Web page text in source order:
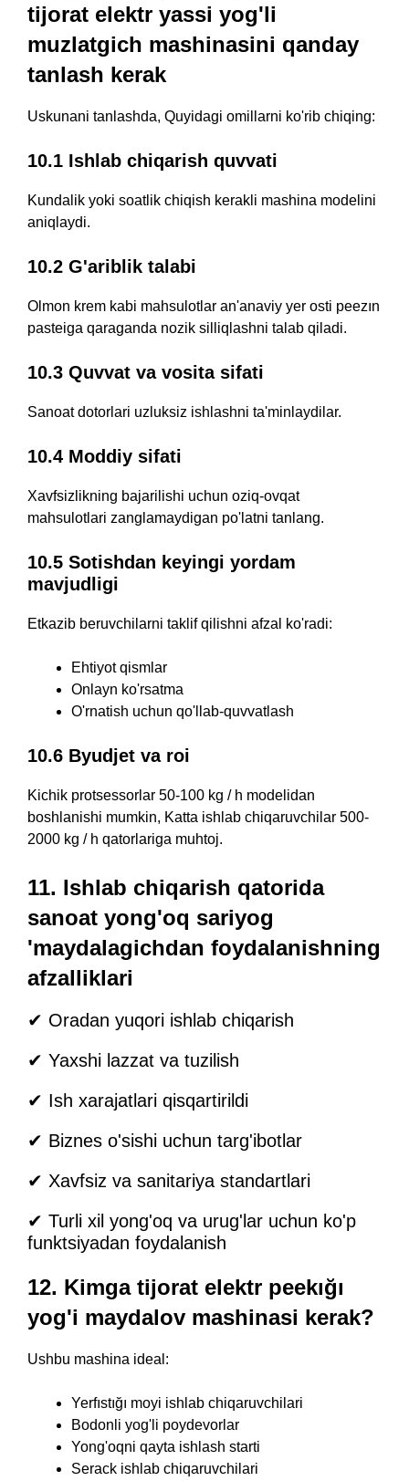
tijorat elektr yassi yog'li
muzlatgich mashinasini qanday
tanlash kerak
Uskunani tanlashda, Quyidagi omillarni ko'rib chiqing:
10.1 Ishlab chiqarish quvvati
Kundalik yoki soatlik chiqish kerakli mashina modelini
aniqlaydi.
10.2 G'ariblik talabi
Olmon krem ​​kabi mahsulotlar an'anaviy yer osti peezın
pasteiga qaraganda nozik silliqlashni talab qiladi.
10.3 Quvvat va vosita sifati
Sanoat dotorlari uzluksiz ishlashni ta'minlaydilar.
10.4 Moddiy sifati
Xavfsizlikning bajarilishi uchun oziq-ovqat
mahsulotlari zanglamaydigan po'latni tanlang.
10.5 Sotishdan keyingi yordam
mavjudligi
Etkazib beruvchilarni taklif qilishni afzal ko'radi:
Ehtiyot qismlar
Onlayn ko'rsatma
O'rnatish uchun qo'llab-quvvatlash
10.6 Byudjet va roi
Kichik protsessorlar 50-100 kg / h modelidan
boshlanishi mumkin, Katta ishlab chiqaruvchilar 500-
2000 kg / h qatorlariga muhtoj.
11. Ishlab chiqarish qatorida
sanoat yong'oq sariyog
'maydalagichdan foydalanishning
afzalliklari
✔ Oradan yuqori ishlab chiqarish
✔ Yaxshi lazzat va tuzilish
✔ Ish xarajatlari qisqartirildi
✔ Biznes o'sishi uchun targ'ibotlar
✔ Xavfsiz va sanitariya standartlari
✔ Turli xil yong'oq va urug'lar uchun ko'p
funktsiyadan foydalanish
12. Kimga tijorat elektr peekığı
yog'i maydalov mashinasi kerak?
Ushbu mashina ideal:
Yerfıstığı moyi ishlab chiqaruvchilari
Bodonli yog'li poydevorlar
Yong'oqni qayta ishlash starti
Serack ishlab chiqaruvchilari